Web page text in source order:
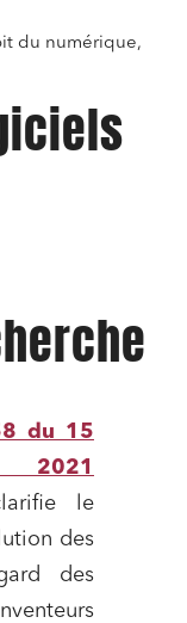
du numérique,
du 15
le
des
des